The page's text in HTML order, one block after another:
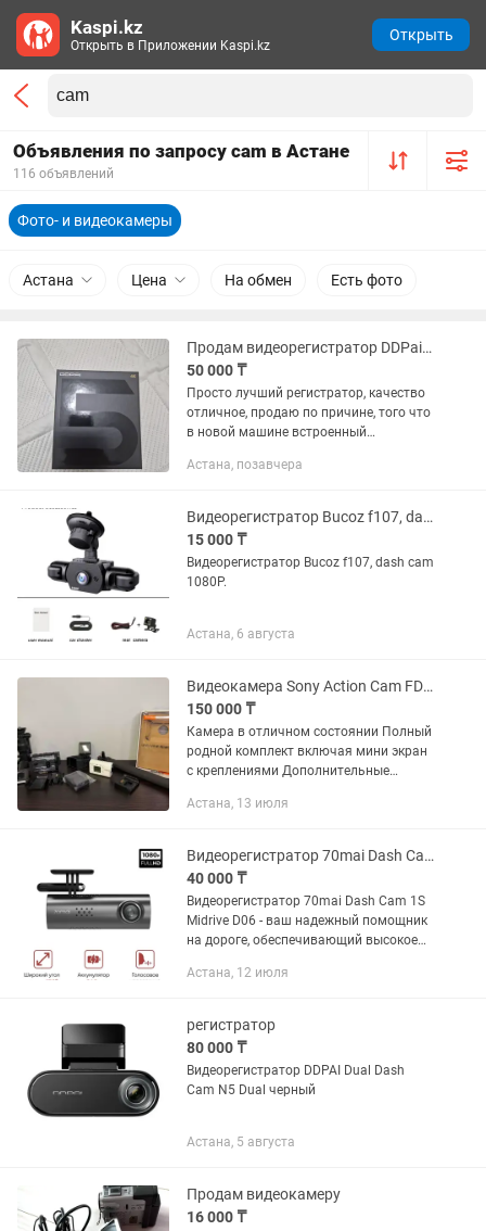
Объявления по запросу cam в Астане
116 объявлений
Фото- и видеокамеры
Астана Цена На обмен Есть фото
Продам видеорегистратор DDPai Dash Cam Mini 5
50 000 ₸
Просто лучший регистратор, качество
отличное, продаю по причине, того что
в новой машине встроенный
Астана, позавчера
Видеорегистратор Bucoz f107, dash cam 1080P
15 000 ₸
Видеорегистратор Bucoz f107, dash cam
1080P.
Астана, 6 августа
Видеокамера Sony Action Cam FDR-X3000 4K с Wi-Fi и GPS
150 000 ₸
Камера в отличном состоянии Полный
родной комплект включая мини экран
с креплениями Дополнительные
Защитный фильтр для объектива AKA-
Монопод...
Астана, 13 июля
Видеорегистратор 70mai Dash Cam 1S Midrive D06 Global Version черный
40 000 ₸
Видеорегистратор 70mai Dash Cam 1S
Midrive D06 - ваш надежный помощник
на дороге, обеспечивающий высокое
использования. С разрешением
Астана, 12 июля
регистратор
80 000 ₸
Видеорегистратор DDPAI Dual Dash
Cam N5 Dual черный
Астана, 5 августа
Продам видеокамеру
16 000 ₸
Kaspi.kz
Открыть в Приложении Kaspi.kz
Открыть